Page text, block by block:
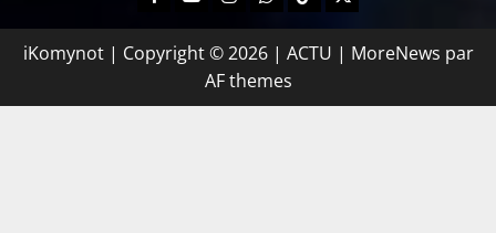
iKomynot | Copyright © 2026 | ACTU | MoreNews par
AF themes